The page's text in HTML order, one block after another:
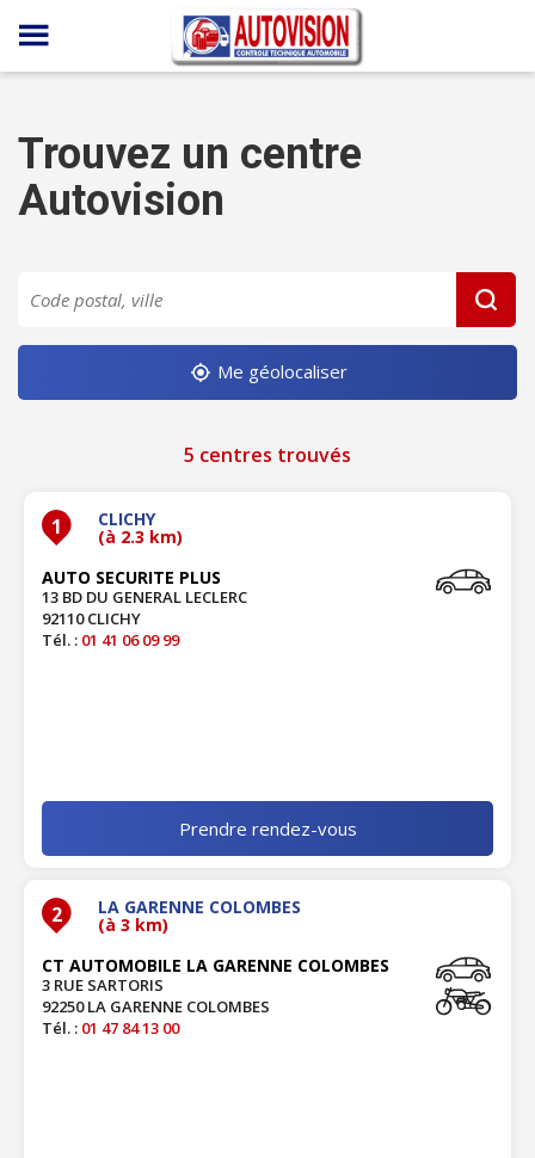
Panneau de gestion des cookies
Trouvez un centre
Autovision
Me géolocaliser
5 centres trouvés
1 CLICHY
(à 2.3 km)
AUTO SECURITE PLUS
13 BD DU GENERAL LECLERC
92110 CLICHY
Tél. : 01 41 06 09 99
Prendre rendez-vous
2 LA GARENNE COLOMBES
(à 3 km)
CT AUTOMOBILE LA GARENNE COLOMBES
3 RUE SARTORIS
92250 LA GARENNE COLOMBES
Tél. : 01 47 84 13 00